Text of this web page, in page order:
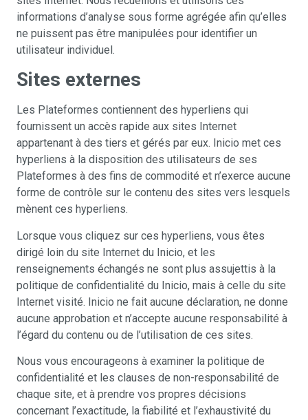
informations d’analyse sous forme agrégée afin qu’elles
ne puissent pas être manipulées pour identifier un
utilisateur individuel.
Sites externes
Les Plateformes contiennent des hyperliens qui
fournissent un accès rapide aux sites Internet
appartenant à des tiers et gérés par eux. Inicio met ces
hyperliens à la disposition des utilisateurs de ses
Plateformes à des fins de commodité et n’exerce aucune
forme de contrôle sur le contenu des sites vers lesquels
mènent ces hyperliens.
Lorsque vous cliquez sur ces hyperliens, vous êtes
dirigé loin du site Internet du Inicio, et les
renseignements échangés ne sont plus assujettis à la
politique de confidentialité du Inicio, mais à celle du site
Internet visité. Inicio ne fait aucune déclaration, ne donne
aucune approbation et n’accepte aucune responsabilité à
l’égard du contenu ou de l’utilisation de ces sites.
Nous vous encourageons à examiner la politique de
confidentialité et les clauses de non-responsabilité de
chaque site, et à prendre vos propres décisions
concernant l’exactitude, la fiabilité et l’exhaustivité du